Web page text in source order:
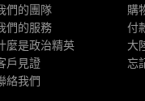
們的團隊
們的服務
麼是政治精英
戶見證
絡我們
購
付
大
忘